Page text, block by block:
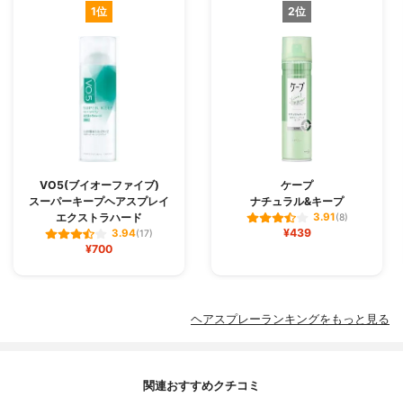
1位
VO5(ブイオーファイブ)
スーパーキープヘアスプレイ
エクストラハード
3.94(17)
¥700
2位
ケープ
ナチュラル&キープ
3.91(8)
¥439
ヘアスプレーランキングをもっと見る
関連おすすめクチコミ